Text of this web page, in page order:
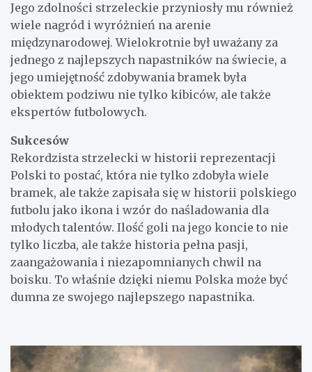
Jego zdolności strzeleckie przyniosły mu również
wiele nagród i wyróżnień na arenie
międzynarodowej. Wielokrotnie był uważany za
jednego z najlepszych napastników na świecie, a
jego umiejętność zdobywania bramek była
obiektem podziwu nie tylko kibiców, ale także
ekspertów futbolowych.
Sukcesów
Rekordzista strzelecki w historii reprezentacji
Polski to postać, która nie tylko zdobyła wiele
bramek, ale także zapisała się w historii polskiego
futbolu jako ikona i wzór do naśladowania dla
młodych talentów. Ilość goli na jego koncie to nie
tylko liczba, ale także historia pełna pasji,
zaangażowania i niezapomnianych chwil na
boisku. To właśnie dzięki niemu Polska może być
dumna ze swojego najlepszego napastnika.